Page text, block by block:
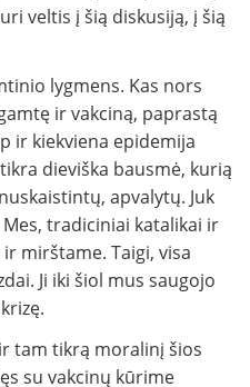
veltis į šią diskusiją, į šią
lygmens. Kas nors
ir vakciną, paprastą
ir kiekviena epidemija
dieviška bausmė, kurią
apvalytų. Juk
tradiciniai katalikai ir
mirštame. Taigi, visa
Ji iki šiol mus saugojo
tam tikrą moralinį šios
su vakcinų kūrime